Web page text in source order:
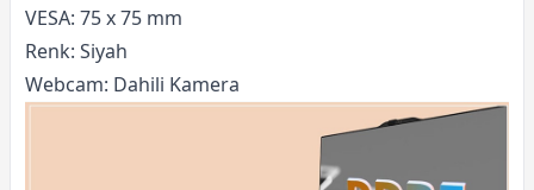
VESA: 75 x 75 mm
Renk: Siyah
Webcam: Dahili Kamera